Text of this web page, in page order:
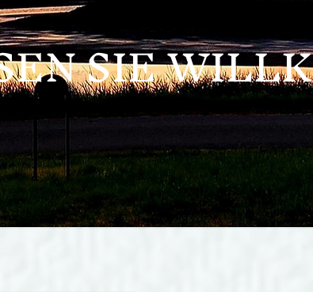
SIE WIL